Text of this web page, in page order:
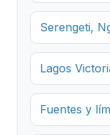
Serengeti,
Lagos
Fuentes y